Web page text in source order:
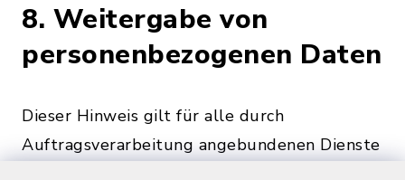
8. Weitergabe von
personenbezogenen Daten
Dieser Hinweis gilt für alle durch
Auftragsverarbeitung angebundenen Dienste